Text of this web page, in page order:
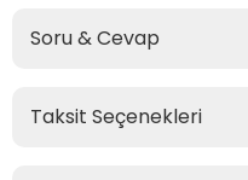
Soru & Cevap
Taksit Seçenekleri